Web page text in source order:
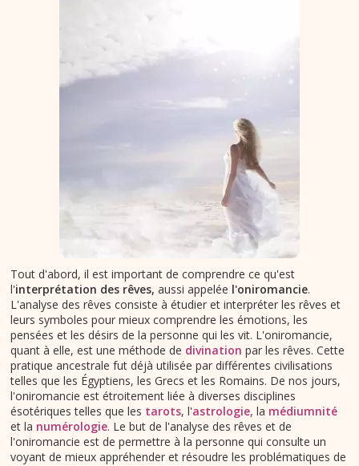
Tout d'abord, il est important de comprendre ce qu'est
l'interprétation des rêves, aussi appelée l'oniromancie.
L'analyse des rêves consiste à étudier et interpréter les rêves et
leurs symboles pour mieux comprendre les émotions, les
pensées et les désirs de la personne qui les vit. L'oniromancie,
quant à elle, est une méthode de divination par les rêves. Cette
pratique ancestrale fut déjà utilisée par différentes civilisations
telles que les Égyptiens, les Grecs et les Romains. De nos jours,
l'oniromancie est étroitement liée à diverses disciplines
ésotériques telles que les tarots, l'astrologie, la médiumnité
et la numérologie. Le but de l'analyse des rêves et de
l'oniromancie est de permettre à la personne qui consulte un
voyant de mieux appréhender et résoudre les problématiques de